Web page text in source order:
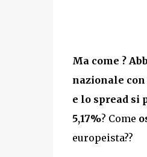
Ma come ?
nazionale
e lo spread si
5,17%? Come
europeista??